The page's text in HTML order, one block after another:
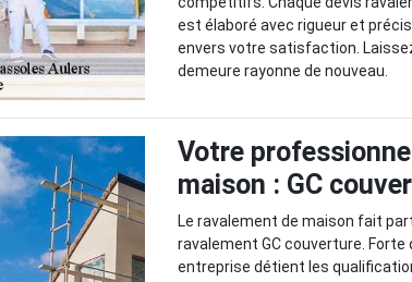
est élaboré avec rigueur et
envers votre satisfaction.
demeure rayonne de nouveau.
Votre
maison : GC
Le ravalement de maison fait
ravalement GC couverture. Forte
entreprise détient les